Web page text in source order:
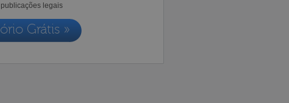
legais
Grátis »